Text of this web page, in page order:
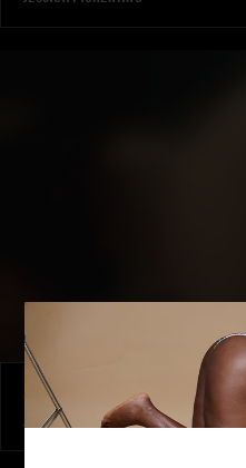
Soirée libertine
JESSICA FIORENTINO|STÉPHANIE